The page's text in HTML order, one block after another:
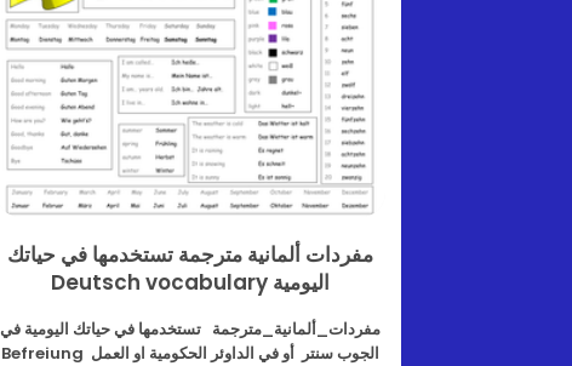
مفردات ألمانية مترجمة تستخدمها في حياتك
اليومية Deutsch vocabulary
مفردات_ألمانية_مترجمة تستخدمها في حياتك اليومية في
الجوب سنتر أو في الداوئر الحكومية او العمل Befreiung